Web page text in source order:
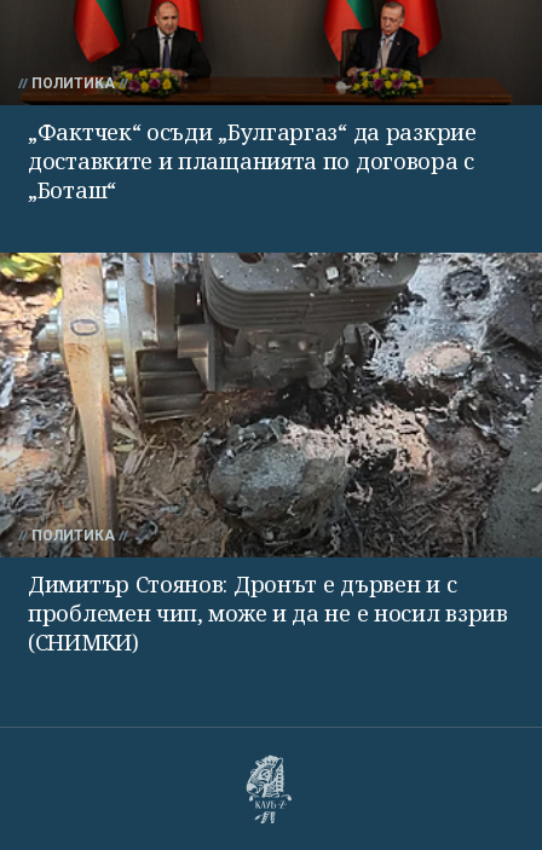
ПОЛИТИКА
„Фактчек“ осъди „Булгаргаз“ да разкрие
доставките и плащанията по договора с
„Боташ“
ПОЛИТИКА
Димитър Стоянов: Дронът е дървен и с
проблемен чип, може и да не е носил взрив
(СНИМКИ)